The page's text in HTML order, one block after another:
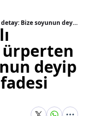
Konya'daki satırlı cinayette tüyler ürperten detay: Bize soyunun deyip saldırdı! Katilin ifadesi ortaya çıktı
deyip